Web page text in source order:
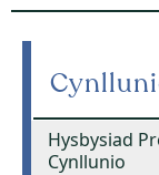
Hysbysiad
Cynllunio